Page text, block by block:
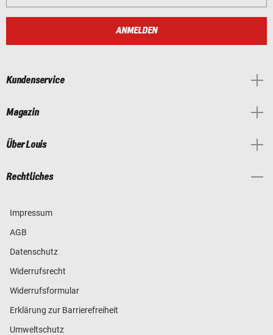
ANMELDEN
Kundenservice
Magazin
Über Louis
Rechtliches
Impressum
AGB
Datenschutz
Widerrufsrecht
Widerrufsformular
Erklärung zur Barrierefreiheit
Umweltschutz